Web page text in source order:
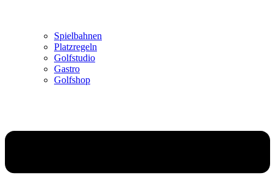
Spielbahnen
Platzregeln
Golfstudio
Gastro
Golfshop